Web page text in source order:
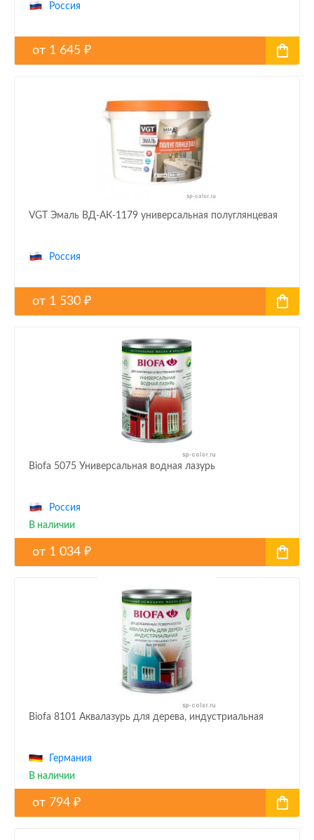
Россия
от 1 645 ₽
VGT Эмаль ВД-АК-1179 универсальная полуглянцевая
Россия
от 1 530 ₽
Biofa 5075 Универсальная водная лазурь
Россия
В наличии
от 1 034 ₽
Biofa 8101 Аквалазурь для дерева, индустриальная
Германия
В наличии
от 794 ₽